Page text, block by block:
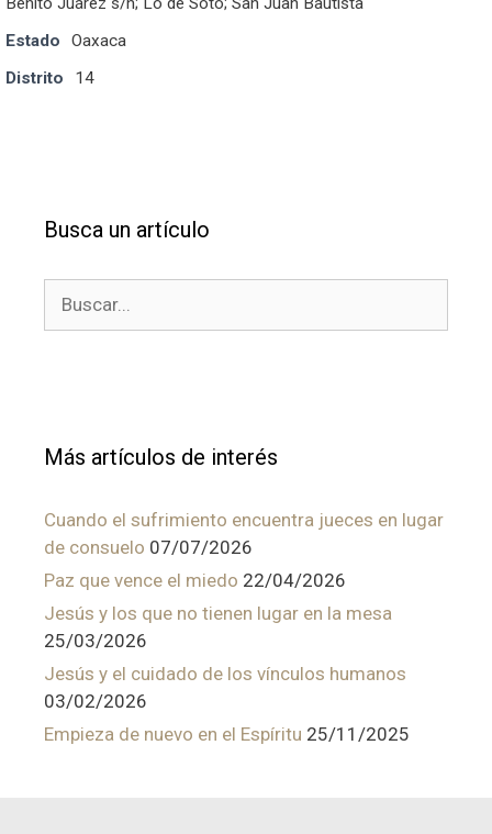
Estado
Oaxaca
Distrito
14
Busca un artículo
Más artículos de interés
Cuando el sufrimiento encuentra jueces en lugar
de consuelo 07/07/2026
Paz que vence el miedo 22/04/2026
Jesús y los que no tienen lugar en la mesa
25/03/2026
Jesús y el cuidado de los vínculos humanos
03/02/2026
Empieza de nuevo en el Espíritu 25/11/2025